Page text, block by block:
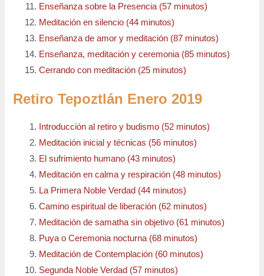
Enseñanza sobre la Presencia (57 minutos)
Meditación en silencio (44 minutos)
Enseñanza de amor y meditación (87 minutos)
Enseñanza, meditación y ceremonia (85 minutos)
Cerrando con meditación (25 minutos)
Retiro Tepoztlán Enero 2019
Introducción al retiro y budismo (52 minutos)
Meditación inicial y técnicas (56 minutos)
El sufrimiento humano (43 minutos)
Meditación en calma y respiración (48 minutos)
La Primera Noble Verdad (44 minutos)
Camino espiritual de liberación (62 minutos)
Meditación de samatha sin objetivo (61 minutos)
Puya o Ceremonia nocturna (68 minutos)
Meditación de Contemplación (60 minutos)
Segunda Noble Verdad (57 minutos)